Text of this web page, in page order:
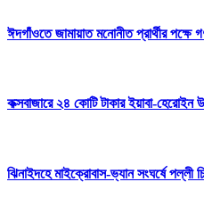
ঈদগাঁওতে জামায়াত মনোনীত প্রার্থীর পক্ষে
কক্সবাজারে ২৪ কোটি টাকার ইয়াবা-
ঝিনাইদহে মাইক্রোবাস-ভ্যান সংঘর্ষে